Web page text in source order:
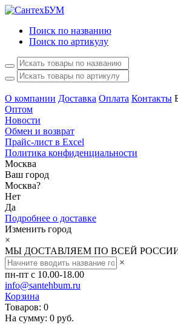
Поиск по названию
Поиск по артикулу
О компании Доставка Оплата Контакты
Оптом
Новости
Обмен и возврат
Прайс-лист в Excel
Политика конфиденциальности
Москва
Ваш город
Москва?
Нет
Да
Подробнее о доставке
Изменить город
×
МЫ ДОСТАВЛЯЕМ ПО ВСЕЙ
×
пн-пт с 10.00-18.00
info@santehbum.ru
Корзина
Товаров: 0
На сумму: 0 руб.